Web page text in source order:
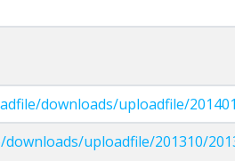
downloads/uploadfile/
uploadfile/201310/